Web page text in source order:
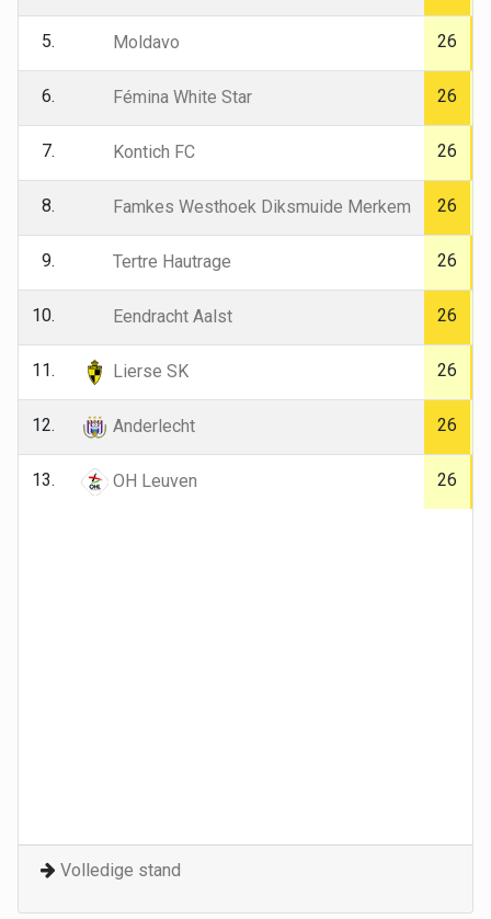
5. Moldavo 26
6. Fémina White Star 26
7. Kontich FC 26
8. Famkes Westhoek Diksmuide Merkem 26
9. Tertre Hautrage 26
10. Eendracht Aalst 26
11. Lierse SK 26
12. Anderlecht 26
13. OH Leuven 26
Volledige stand